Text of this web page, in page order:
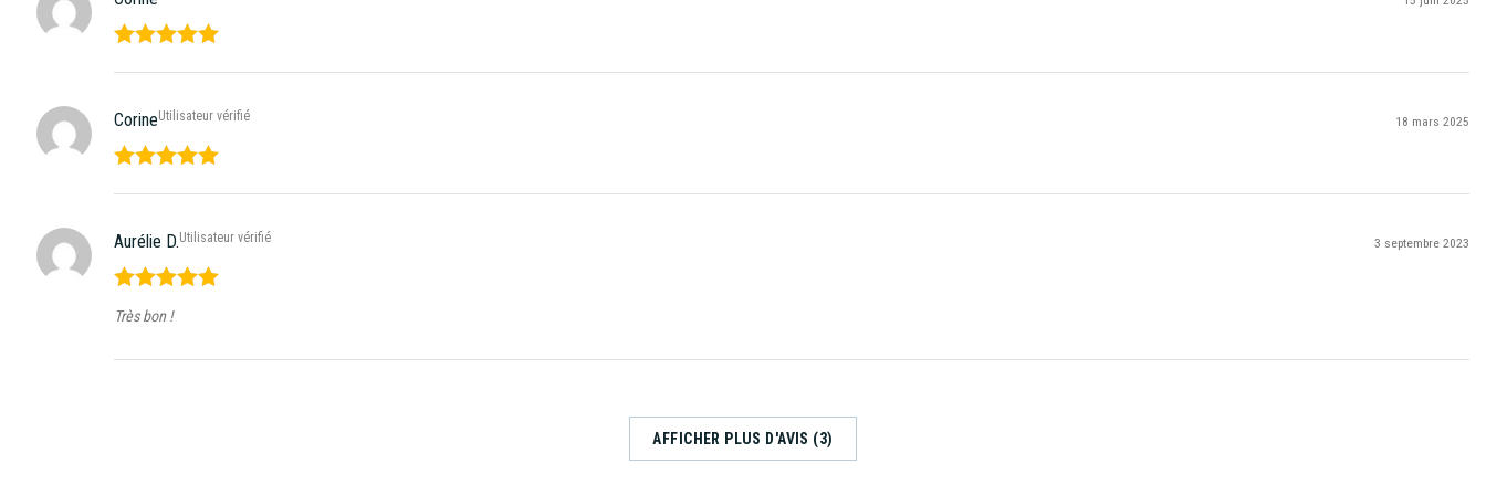
CorineUtilisateur vérifié 18 mars 2025
Aurélie D.Utilisateur vérifié 3 septembre 2023
Note
sur
5
Très bon !
AFFICHER PLUS D'AVIS (3)